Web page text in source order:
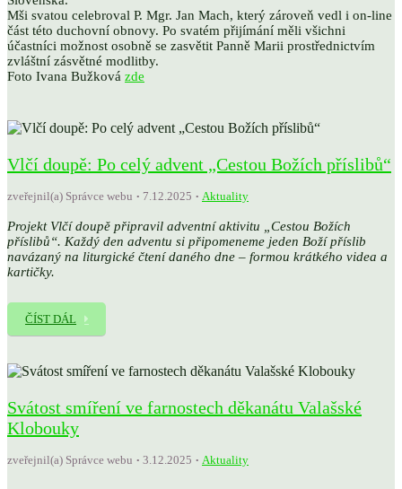
Mši svatou celebroval P. Mgr. Jan Mach, který zároveň vedl i on-line
část této duchovní obnovy. Po svatém přijímání měli všichni
účastníci možnost osobně se zasvětit Panně Marii prostřednictvím
zvláštní zásvětné modlitby.
Foto Ivana Bužková zde
Vlčí doupě: Po celý advent „Cestou Božích příslibů“
zveřejnil(a) Správce webu 7.12.2025 Aktuality
Projekt Vlčí doupě připravil adventní aktivitu „Cestou Božích
příslibů“. Každý den adventu si připomeneme jeden Boží příslib
navázaný na liturgické čtení daného dne – formou krátkého videa a
kartičky.
ČÍST DÁL
Svátost smíření ve farnostech děkanátu Valašské
Klobouky
zveřejnil(a) Správce webu 3.12.2025 Aktuality